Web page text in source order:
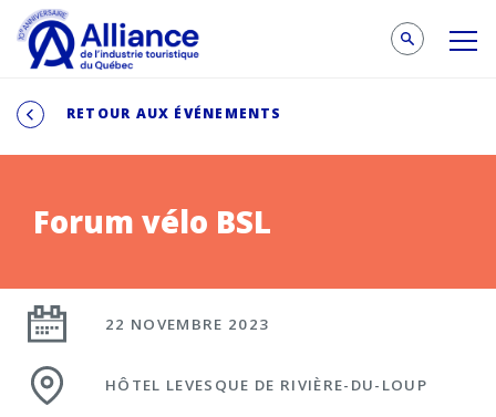
RETOUR AUX ÉVÉNEMENTS
Forum vélo BSL
22 NOVEMBRE 2023
HÔTEL LEVESQUE DE RIVIÈRE-DU-LOUP